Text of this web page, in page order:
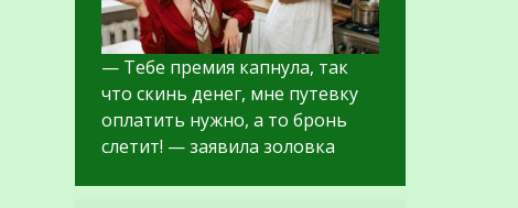
— Тебе премия капнула, так
что скинь денег, мне путевку
оплатить нужно, а то бронь
слетит! — заявила золовка